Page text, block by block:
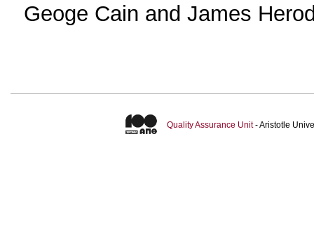
Geoge Cain and James
Quality Assurance Unit- Aristotle